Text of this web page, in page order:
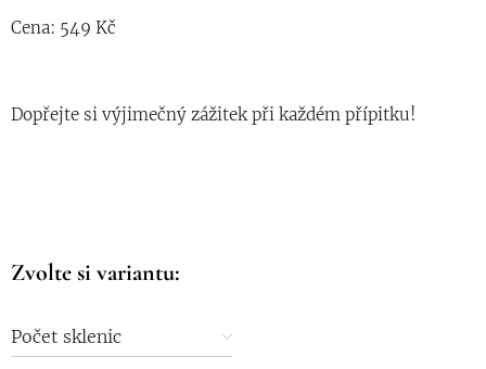
Cena: 549 Kč
Dopřejte si výjimečný zážitek při každém přípitku!
Zvolte si variantu:
Počet sklenic